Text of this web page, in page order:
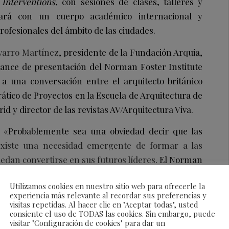
con un cuerpo académico internacional y
del ámbito de las ciudades.
Martínez, presidente de la Fundación Arquia,
de presentación del Norman Foster Institute
una conversación entre el arquitecto británico
de Proyectos en la Escuela de Arquitectura de
y director de las revistas AV/Arquitectura Viva.
sea una obviedad decir que las
una necesidad emergente de formar a las
convertirse en sus futuros líderes. El Norman
de comunicación y liderazgo serán
la gratitud de la Fundación Arquia por la
Utilizamos cookies en nuestro sitio web para ofrecerle la
experiencia más relevante al recordar sus preferencias y
visitas repetidas. Al hacer clic en "Aceptar todas", usted
consiente el uso de TODAS las cookies. Sin embargo, puede
visitar "Configuración de cookies" para dar un